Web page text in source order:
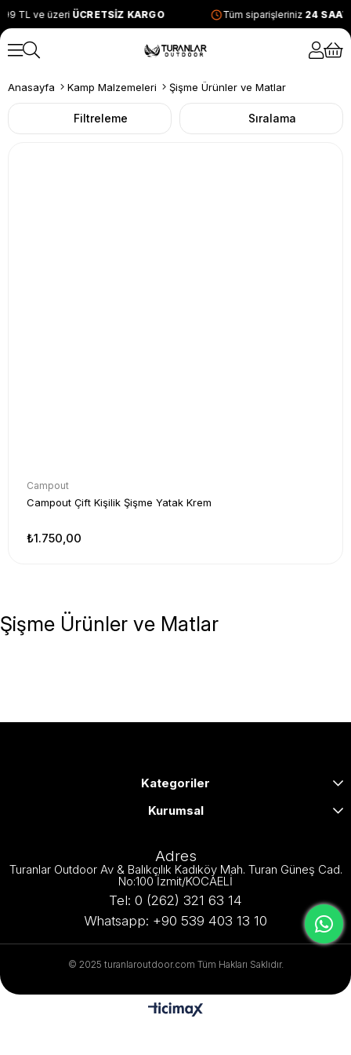
TL ve üzeri ÜCRETSİZ KARGO Tüm siparişleriniz 24 SAAT
Anasayfa Kamp Malzemeleri Şişme Ürünler ve Matlar
Filtreleme Sıralama
Campout
Campout Çift Kişilik Şişme Yatak Krem
₺1.750,00
Şişme Ürünler ve Matlar
Kategoriler
Kurumsal
Adres
Turanlar Outdoor Av & Balıkçılık Kadıköy Mah. Turan Güneş Cad.
No:100 İzmit/KOCAELİ
Tel: 0 (262) 321 63 14
Whatsapp: +90 539 403 13 10
© 2025 turanlaroutdoor.com Tüm Hakları Saklıdır.